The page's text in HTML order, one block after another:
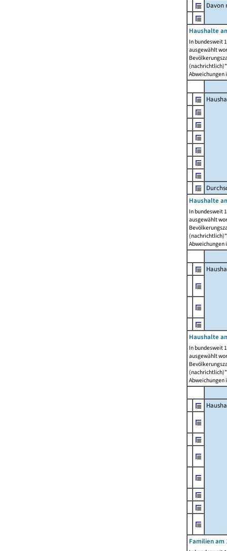
Davon
Haushalte
In bundesweit
ausgewählt
Abweichungen
Haushalte
In bundesweit
ausgewählt
Abweichungen
Haushalte
In bundesweit
ausgewählt
Abweichungen
Familien am